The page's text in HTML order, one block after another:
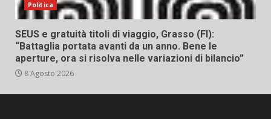
Politica
SEUS e gratuità titoli di viaggio, Grasso (FI):
“Battaglia portata avanti da un anno. Bene le
aperture, ora si risolva nelle variazioni di bilancio”
8 Agosto 2026